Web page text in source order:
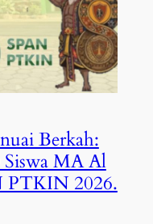
Berkah:
Siswa MA Al
PTKIN 2026.